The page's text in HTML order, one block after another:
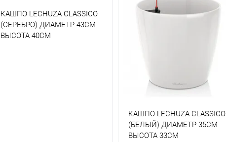
КАШПО LECHUZA CLASSICO
(СЕРЕБРО) ДИАМЕТР 43СМ
ВЫСОТА 40СМ
КАШПО LECHUZA CLASSICO
(БЕЛЫЙ) ДИАМЕТР 35СМ
ВЫСОТА 33СМ